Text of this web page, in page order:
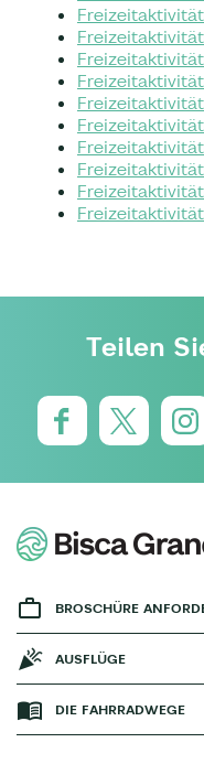
Teilen
BROSCHÜRE
AUSFLÜGE
DIE FAHRRADWEGE